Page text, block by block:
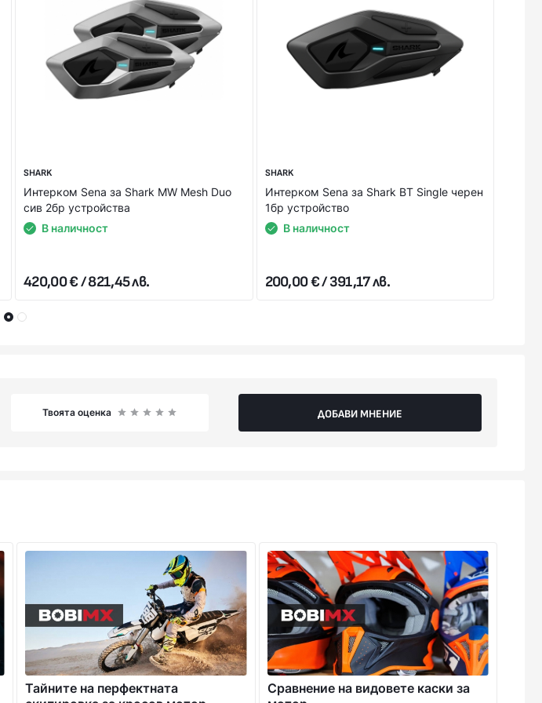
ЗА ВАС НАЧИН! НИЕ ЩЕ ОТГОВОРИМ НА ВСИЧКИ ВАШИ ВЪПРОСИ!
SHARK
Интерком Sena за Shark MW Mesh Duo
сив 2бр устройствa
В наличност
420,00 € / 821,45 лв.
SHARK
Интерком Sena за Shark BT Single черен
1бр устройство
В наличност
200,00 € / 391,17 лв.
Твоята оценка ДОБАВИ МНЕНИЕ
Тайните на перфектната
Сравнение на видовете каски за